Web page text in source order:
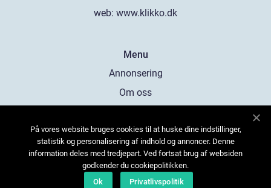
web: www.klikko.dk
Menu
Annonsering
Om oss
Kontakta oss
Sitemap
På vores website bruges cookies til at huske dine indstillinger,
statistik og personalisering af indhold og annoncer. Denne
information deles med tredjepart. Ved fortsat brug af websiden
godkender du cookiepolitikken.
Ok
Privatlivspolitik